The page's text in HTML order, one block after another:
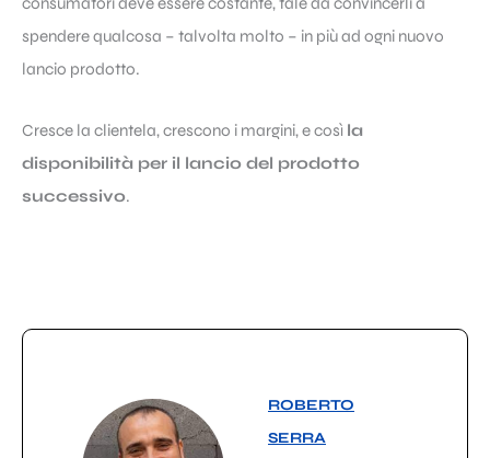
spendere qualcosa – talvolta molto – in più ad ogni nuovo
lancio prodotto.
Cresce la clientela, crescono i margini, e così la
disponibilità per il lancio del prodotto
successivo.
ROBERTO
SERRA